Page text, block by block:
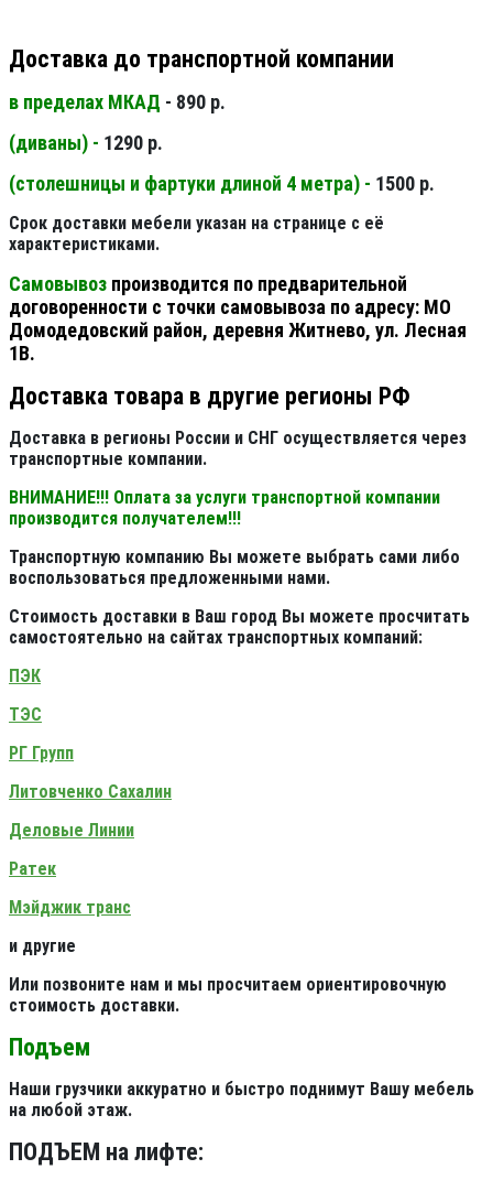
Доставка до транспортной компании
в пределах МКАД - 890 р.
(диваны) - 1290 р.
(столешницы и фартуки длиной 4 метра) - 1500 р.
Срок доставки мебели указан на странице с её
характеристиками.
Самовывоз производится по предварительной
договоренности с точки самовывоза по адресу: МО
Домодедовский район, деревня Житнево, ул. Лесная
1В.
Доставка товара в другие регионы РФ
Доставка в регионы России и СНГ осуществляется через
транспортные компании.
ВНИМАНИЕ!!! Оплата за услуги транспортной компании
производится получателем!!!
Транспортную компанию Вы можете выбрать сами либо
воспользоваться предложенными нами.
Стоимость доставки в Ваш город Вы можете просчитать
самостоятельно на сайтах транспортных компаний:
ПЭК
ТЭС
РГ Групп
Литовченко Сахалин
Деловые Линии
Ратек
Мэйджик транс
и другие
Или позвоните нам и мы просчитаем ориентировочную
стоимость доставки.
Подъем
Наши грузчики аккуратно и быстро поднимут Вашу мебель
на любой этаж.
ПОДЪЕМ на лифте: